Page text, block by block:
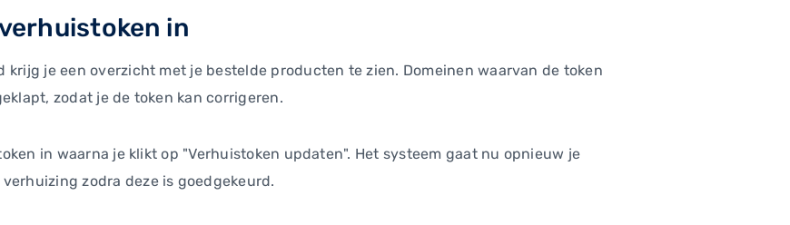
in
je een overzicht met je bestelde producten te zien. Domeinen waarvan de token
zodat je de token kan corrigeren.
in waarna je klikt op "Verhuistoken updaten". Het systeem gaat nu opnieuw je
zodra deze is goedgekeurd.